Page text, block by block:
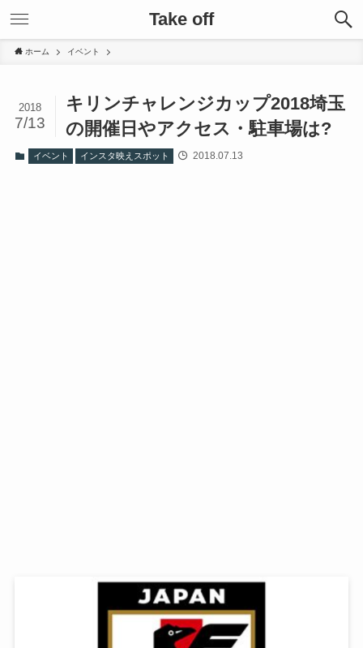
Take off
ホーム イベント
キリンチャレンジカップ2018埼玉
の開催日やアクセス・駐車場は?
2018
7/13
イベント インスタ映えスポット 2018.07.13